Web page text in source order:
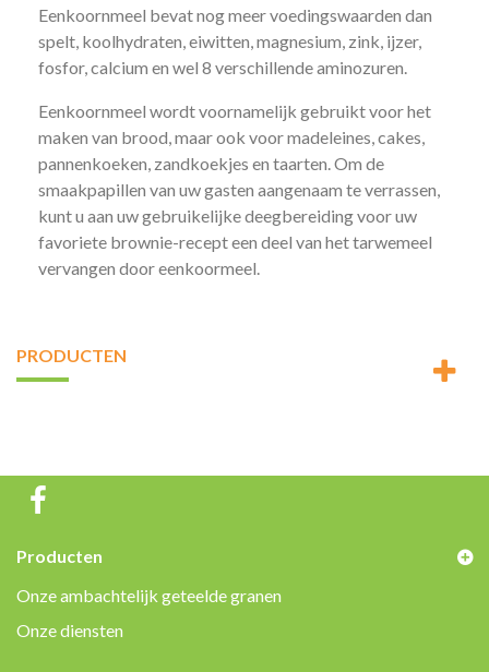
Eenkoornmeel bevat nog meer voedingswaarden dan
spelt, koolhydraten, eiwitten, magnesium, zink, ijzer,
fosfor, calcium en wel 8 verschillende aminozuren.
Eenkoornmeel wordt voornamelijk gebruikt voor het
maken van brood, maar ook voor madeleines, cakes,
pannenkoeken, zandkoekjes en taarten. Om de
smaakpapillen van uw gasten aangenaam te verrassen,
kunt u aan uw gebruikelijke deegbereiding voor uw
favoriete brownie-recept een deel van het tarwemeel
vervangen door eenkoormeel.
PRODUCTEN
Producten
Onze ambachtelijk geteelde granen
Onze diensten